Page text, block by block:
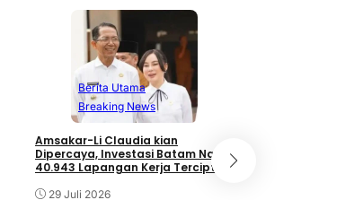
Berita Utama
Breaking News
Amsakar-Li Claudia kian
Dipercaya, Investasi Batam Naik,
40.943 Lapangan Kerja Tercipta
29 Juli 2026